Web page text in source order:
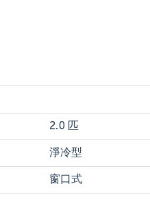
2.0 匹
淨冷型
窗口式